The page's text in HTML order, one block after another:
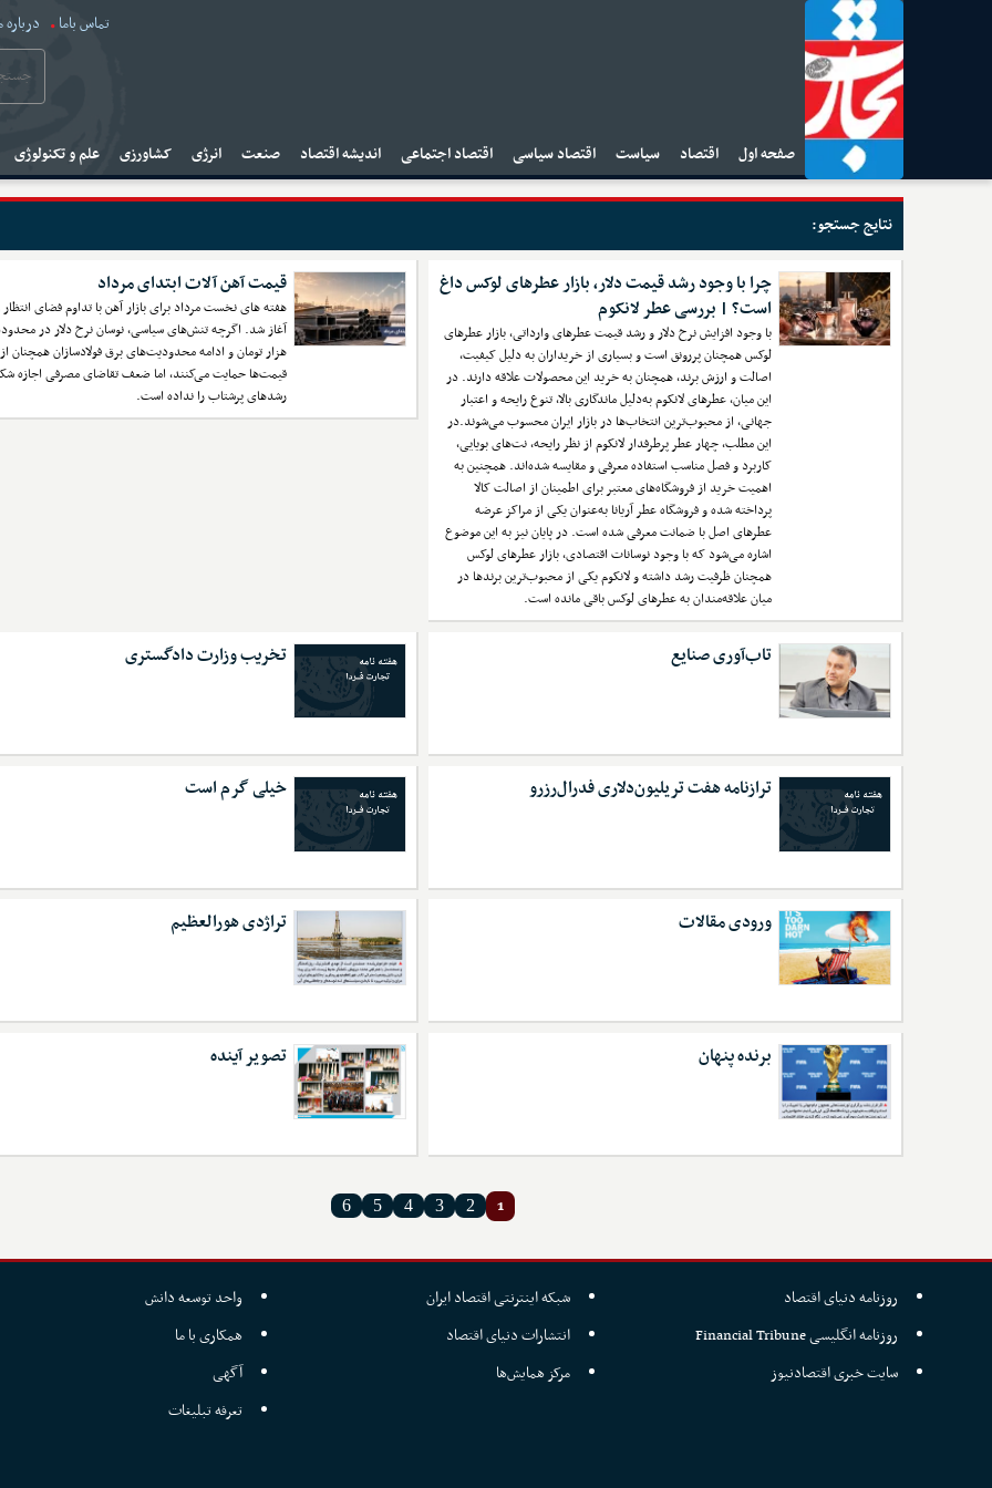
تماس باما درباره
صفحه اول اقتصاد سیاست اقتصاد سیاسی اقتصاد اجتماعی اندیشه اقتصاد صنعت انرژی کشاورزی علم و تکنولوژی
نتایج جستجو:
چرا با وجود رشد قیمت دلار، بازار عطرهای لوکس داغ
است؟ | بررسی عطر لانکوم
با وجود افزایش نرخ دلار و رشد قیمت عطرهای وارداتی، بازار عطرهای
لوکس همچنان پررونق است و بسیاری از خریداران به دلیل کیفیت،
اصالت و ارزش برند، همچنان به خرید این محصولات علاقه دارند. در
این میان، عطرهای لانکوم به‌دلیل ماندگاری بالا، تنوع رایحه و اعتبار
جهانی، از محبوب‌ترین انتخاب‌ها در بازار ایران محسوب می‌شوند.در
این مطلب، چهار عطر پرطرفدار لانکوم از نظر رایحه، نت‌های بویایی،
کاربرد و فصل مناسب استفاده معرفی و مقایسه شده‌اند. همچنین به
اهمیت خرید از فروشگاه‌های معتبر برای اطمینان از اصالت کالا
پرداخته شده و فروشگاه عطر آریانا به‌عنوان یکی از مراکز عرضه
عطرهای اصل با ضمانت معرفی شده است. در پایان نیز به این موضوع
اشاره می‌شود که با وجود نوسانات اقتصادی، بازار عطرهای لوکس
همچنان ظرفیت رشد داشته و لانکوم یکی از محبوب‌ترین برندها در
میان علاقه‌مندان به عطرهای لوکس باقی مانده است.
قیمت آهن آلات ابتدای مرداد
هفته های نخست مرداد برای بازار آهن با تداوم فضای
هزار تومان و ادامه محدودیت‌های برق فولادسازان همچنان
قیمت‌ها حمایت می‌کنند، اما ضعف تقاضای مصرفی اجازه
رشدهای پرشتاب را نداده است.
تاب‌آوری صنایع تخریب وزارت دادگستری
ترازنامه هفت تریلیون‌دلاری فدرال‌رزرو خیلی گرم است
ورودی مقالات تراژدی هورالعظیم
برنده پنهان تصویر آینده
1
2
3
4
5
6
روزنامه دنیای اقتصاد
روزنامه انگلیسی Financial Tribune
سایت خبری اقتصادنیوز
شبکه اینترنتی اقتصاد ایران
انتشارات دنیای اقتصاد
مرکز همایش‌ها
واحد توسعه دانش
همکاری با ما
آگهی
تعرفه تبلیغات